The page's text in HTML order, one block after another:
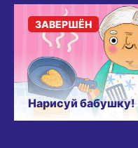
Нарисуй бабушку!
ЗАВЕРШЁН